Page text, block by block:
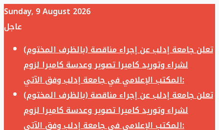
Sunday, 9 August 2026
عاجل
تعلن جامعة إدلب عن إجراء مناقصة (بالظرف المختوم)
لشراء وتوريد كاميرا تصوير وعدسة كاميرا لزوم
المكتب الإعلامي في جامعة إدلب وفق الآتي:
تعلن جامعة إدلب عن إجراء مناقصة (بالظرف المختوم)
لشراء وتوريد كاميرا تصوير وعدسة كاميرا لزوم
المكتب الإعلامي في جامعة إدلب وفق الآتي: